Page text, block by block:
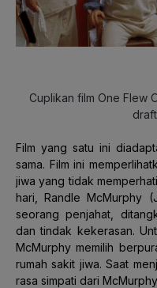
Cuplikan film One Flew
Film yang satu ini
sama. Film ini
jiwa yang tidak
hari, Randle McMurphy
seorang penjahat,
dan tindak kekerasan.
McMurphy memilih
rumah sakit jiwa. Saat
rasa simpati dari